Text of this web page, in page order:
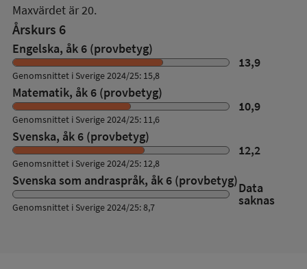
Maxvärdet är 20.
Årskurs 6
Engelska, åk 6 (provbetyg)
13,9
Genomsnittet i Sverige 2024/25: 15,8
Matematik, åk 6 (provbetyg)
10,9
Genomsnittet i Sverige 2024/25: 11,6
Svenska, åk 6 (provbetyg)
12,2
Genomsnittet i Sverige 2024/25: 12,8
Svenska som andraspråk, åk 6 (provbetyg)Data
saknas
Genomsnittet i Sverige 2024/25: 8,7